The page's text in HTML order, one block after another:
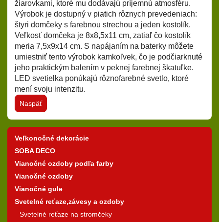
žiarovkami, ktoré mu dodávajú príjemnú atmosféru.
Výrobok je dostupný v piatich rôznych prevedeniach:
štyri domčeky s farebnou strechou a jeden kostolík.
Veľkosť domčeka je 8x8,5x11 cm, zatiaľ čo kostolík
meria 7,5x9x14 cm. S napájaním na baterky môžete
umiestniť tento výrobok kamkoľvek, čo je podčiarknuté
jeho praktickým balením v peknej farebnej škatuľke.
LED svetielka ponúkajú rôznofarebné svetlo, ktoré
mení svoju intenzitu.
Naspäť
Veľkonočné dekorácie
SOBA DECO
Vianočné ozdoby podľa farby
Vianočné ozdoby
Vianočné gule
Svetelné reťaze,závesy a ozdoby
Svetelné reťaze na stromčeky